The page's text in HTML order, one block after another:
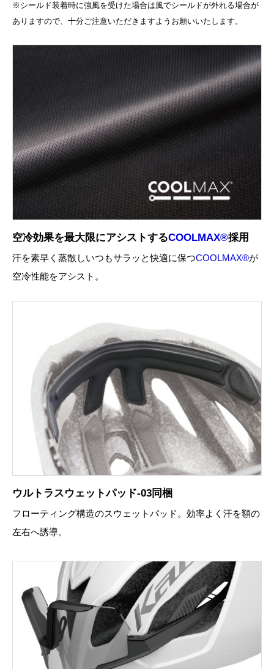
※シールド装着時に強風を受けた場合は風でシールドが外れる場合が
ありますので、十分ご注意いただきますようお願いいたします。
空冷効果を最大限にアシストするCOOLMAX®採用
汗を素早く蒸散しいつもサラッと快適に保つCOOLMAX®が
空冷性能をアシスト。
ウルトラスウェットパッド-03同梱
フローティング構造のスウェットパッド。効率よく汗を額の
左右へ誘導。